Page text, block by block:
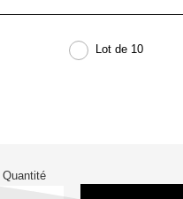
Lot de 10
Quantité